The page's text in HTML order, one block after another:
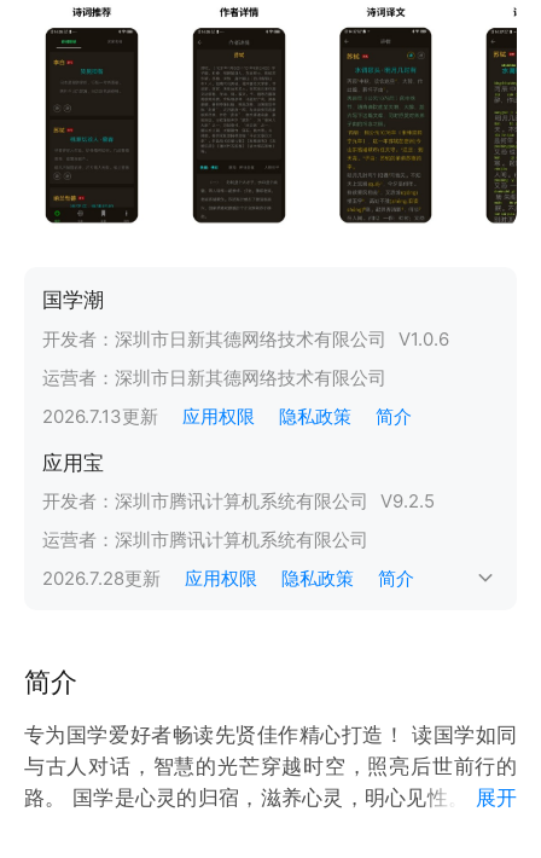
国学潮
开发者： 深圳市日新其德网络技术有限公司 V1.0.6
运营者： 深圳市日新其德网络技术有限公司
2026.7.13更新 应用权限 隐私政策 简介
应用宝
开发者： 深圳市腾讯计算机系统有限公司 V9.2.5
运营者： 深圳市腾讯计算机系统有限公司
2026.7.28更新 应用权限 隐私政策 简介
简介
专为国学爱好者畅读先贤佳作精心打造！ 读国学如同
与古人对话，智慧的光芒穿越时空，照亮后世前行的
路‌。 国学是心灵的归宿，滋养心灵，明心见性‌。 国学
展开